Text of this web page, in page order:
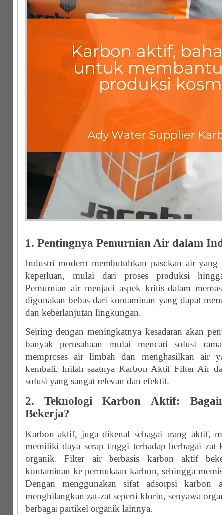
1. Pentingnya Pemurnian Air dalam
Industri modern membutuhkan pasokan air yang
keperluan, mulai dari proses produksi
Pemurnian air menjadi aspek kritis dalam
digunakan bebas dari kontaminan yang dapat
dan keberlanjutan lingkungan.
Seiring dengan meningkatnya kesadaran akan
banyak perusahaan mulai mencari solusi
memproses air limbah dan menghasilkan air
kembali. Inilah saatnya Karbon Aktif Filter Air
solusi yang sangat relevan dan efektif.
2. Teknologi Karbon Aktif:
Bekerja?
Karbon aktif, juga dikenal sebagai arang aktif,
memiliki daya serap tinggi terhadap berbagai zat
organik. Filter air berbasis karbon aktif
kontaminan ke permukaan karbon, sehingga
Dengan menggunakan sifat adsorpsi
menghilangkan zat-zat seperti klorin, senyawa
berbagai partikel organik lainnya.